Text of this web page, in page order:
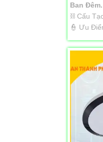
Ban Đêm.
⛓ Cấu
️👮 Ưu